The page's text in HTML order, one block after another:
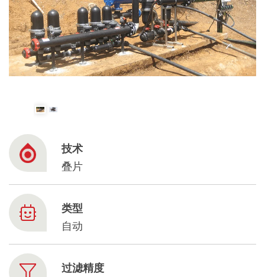
Spain & LATAM
Spanish
Russia
German
North America
技术
叠片
类型
自动
过滤精度